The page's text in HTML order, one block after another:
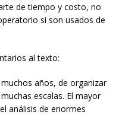
de tiempo y costo, no
si son usados de
al texto:
años, de organizar
escalas. El mayor
análisis de enormes